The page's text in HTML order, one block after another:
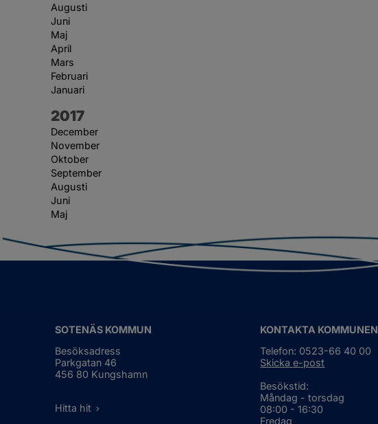
Augusti
Juni
Maj
April
Mars
Februari
Januari
År:
2017
December
November
Oktober
September
Augusti
Juni
Maj
SOTENÄS KOMMUN
Besöksadress
Parkgatan 46
456 80 Kungshamn
Hitta hit
KONTAKTA KOMMUNEN
Telefon: 0523-66 40 00
Skicka e-post
Besökstid:
Måndag - torsdag
08:00 - 16:30
Fredag